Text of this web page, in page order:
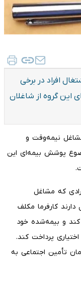
افراد در برخی
گروه از شاغلان
نیمه‌وقت و
پوشش بیمه‌ای این
که مشاغل
کارفرما مکلف
و بیمه‌شده خود
پرداخت کند.
تأمین اجتماعی به